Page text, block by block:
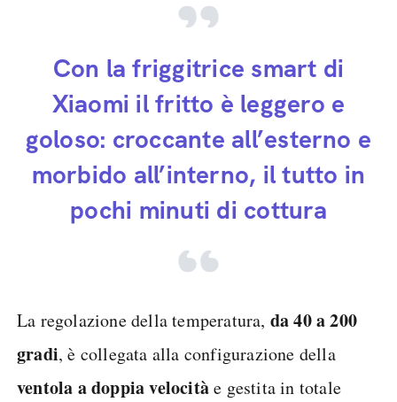
Con la friggitrice smart di
Xiaomi il fritto è leggero e
goloso: croccante all’esterno e
morbido all’interno, il tutto in
pochi minuti di cottura
La regolazione della temperatura, da 40 a 200
gradi, è collegata alla configurazione della
ventola a doppia velocitàe gestita in totale